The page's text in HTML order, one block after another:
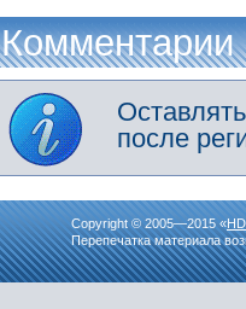
Комментарии
после
Copyright © 2005—2015 «
Перепечатка материала